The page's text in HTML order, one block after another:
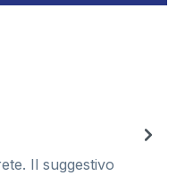
Il suggestivo